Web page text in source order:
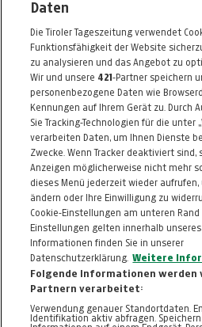
6176 Völs
Telefon: 0512 / 22550
E-Mail:voels@schuler.co.at
http://www.schuler.co.at
Alle Artikel des Händlers
Informationen zum
ZURÜCK
OBEN
FAQ HILFE
KONTAKT
Daten
Die Tiroler Tageszeitung verwendet
Funktionsfähigkeit der Website
zu analysieren und das Angebot zu
Wir und unsere 421-Partner speichern
personenbezogene Daten wie
Kennungen auf Ihrem Gerät zu. Durch
Sie Tracking-Technologien für die unter
verarbeiten Daten, um Ihnen Dienste
Zwecke. Wenn Tracker deaktiviert
Anzeigen möglicherweise nicht mehr
dieses Menü jederzeit wieder
ändern oder Ihre Einwilligung zu
Cookie-Einstellungen am unteren
Einstellungen gelten innerhalb
Informationen finden Sie in unserer
Datenschutzerklärung.
Weitere
Folgende Informationen werden
Partnern verarbeitet:
Verwendung genauer Standortdaten.
Identifikation aktiv abfragen.